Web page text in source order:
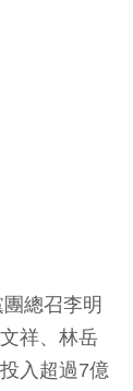
總召李明
祥、林岳
入超過7億